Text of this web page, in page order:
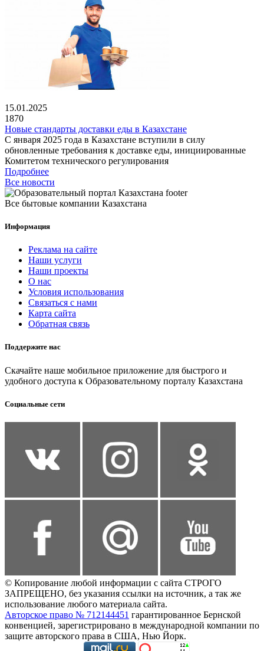
15.01.2025
1870
Новые стандарты доставки еды в Казахстане
С января 2025 года в Казахстане вступили в силу
обновленные требования к доставке еды, инициированные
Комитетом технического регулирования
Подробнее
Все новости
Все бытовые компании Казахстана
Информация
Реклама на сайте
Наши услуги
Наши проекты
О нас
Условия использования
Связаться с нами
Карта сайта
Обратная связь
Поддержите нас
Скачайте наше мобильное приложение для быстрого и
удобного доступа к Образовательному порталу Казахстана
Социальные сети
© Копирование любой информации с сайта СТРОГО
ЗАПРЕЩЕНО, без указания ссылки на источник, а так же
использование любого материала сайта.
Авторское право № 712144451 гарантированное Бернской
конвенцией, зарегистрировано в международной компании по
защите авторского права в США, Нью Йорк.